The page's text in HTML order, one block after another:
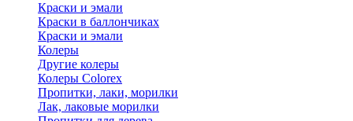
Краски и эмали
Краски в баллончиках
Краски и эмали
Колеры
Другие колеры
Колеры Colorex
Пропитки, лаки, морилки
Лак, лаковые морилки